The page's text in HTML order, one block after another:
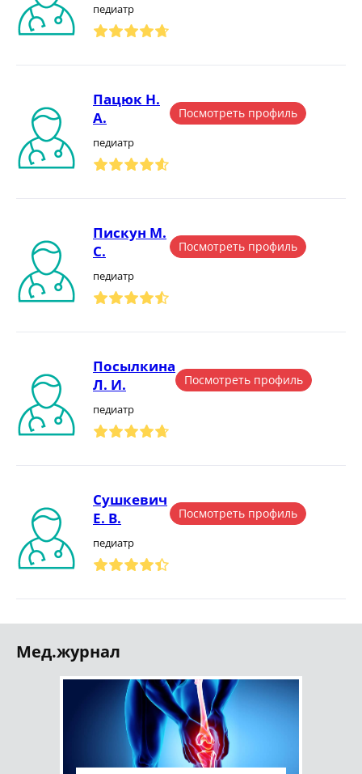
педиатр
Пацюк Н.
А.
педиатр
Посмотреть профиль
Пискун М.
С.
педиатр
Посмотреть профиль
Посылкина
Л. И.
педиатр
Посмотреть профиль
Сушкевич
Е. В.
педиатр
Посмотреть профиль
Мед.журнал